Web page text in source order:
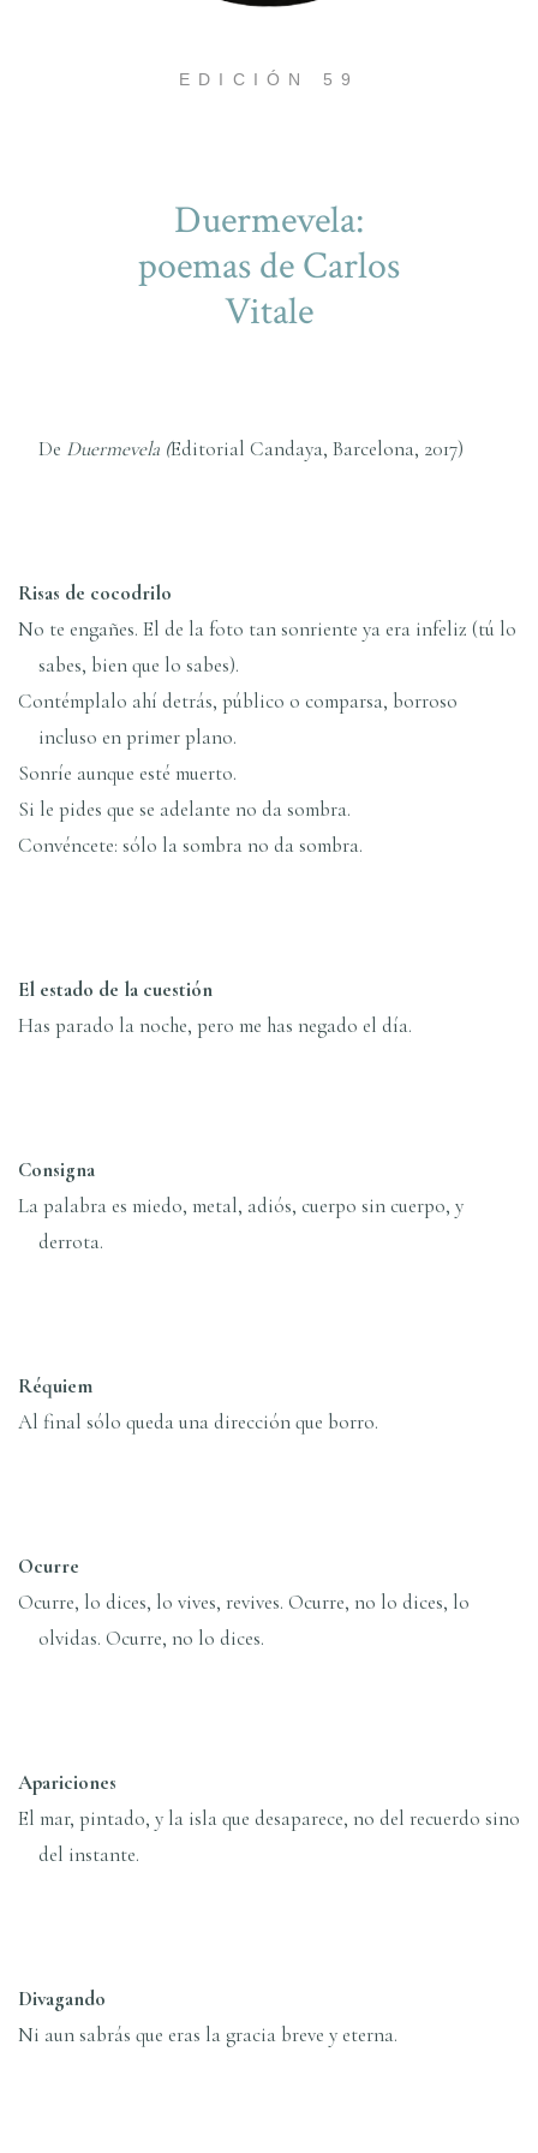
EDICIÓN 59
Duermevela:
poemas de Carlos
Vitale
De Duermevela (Editorial Candaya, Barcelona, 2017)
Risas de cocodrilo
No te engañes. El de la foto tan sonriente ya era infeliz (tú lo
sabes, bien que lo sabes).
Contémplalo ahí­ detrás, público o comparsa, borroso
incluso en primer plano.
Sonrí­e aunque esté muerto.
Si le pides que se adelante no da sombra.
Convéncete: sólo la sombra no da sombra.
El estado de la cuestión
Has parado la noche, pero me has negado el dí­a.
Consigna
La palabra es miedo, metal, adiós, cuerpo sin cuerpo, y
derrota.
Réquiem
Al final sólo queda una dirección que borro.
Ocurre
Ocurre, lo dices, lo vives, revives. Ocurre, no lo dices, lo
olvidas. Ocurre, no lo dices.
Apariciones
El mar, pintado, y la isla que desaparece, no del recuerdo sino
del instante.
Divagando
Ni aun sabrás que eras la gracia breve y eterna.